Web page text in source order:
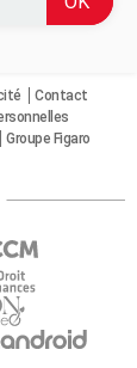
Contact
Groupe Figaro